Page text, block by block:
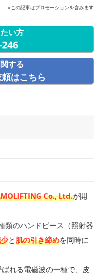
※この記事はプロモーションを含みます
い方
する
はこちら
Co., Ltd.が開
類のハンドピース（照射器
と肌の引き締めを同時に
れる電磁波の一種で、皮